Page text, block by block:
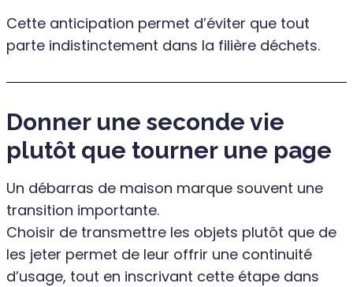
Cette anticipation permet d’éviter que tout
parte indistinctement dans la filière déchets.
Donner une seconde vie
plutôt que tourner une page
Un débarras de maison marque souvent une
transition importante.
Choisir de transmettre les objets plutôt que de
les jeter permet de leur offrir une continuité
d’usage, tout en inscrivant cette étape dans